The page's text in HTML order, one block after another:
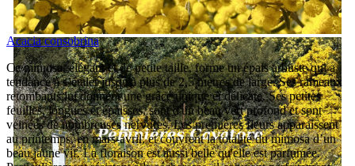
Acacia consobrina
Ce mimosa, élégant et de petite taille, forme un épais arbuste qui a
tendance à s’étaler jusqu'à plus de 2,5 mètres de large. Ses rameaux
retombants lui donnent une grâce unique et délicate. Ses petites
feuilles, longues et épaisses, sont d'un beau vert profond et sont
veinées de nombreuses nervures. Les premières fleurs apparaissent
au printemps, en mars-avril, et couvrent la totalité du mimosa d’un
beau jaune vif. La floraison est aussi belle qu'elle est parfumée.